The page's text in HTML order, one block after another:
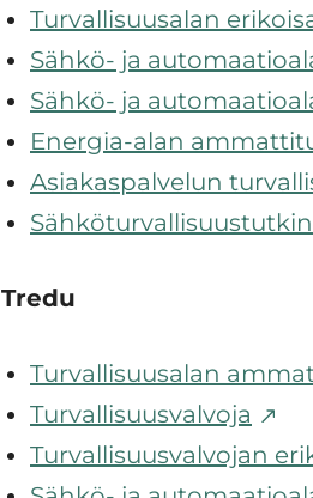
Turvallisuusalan
Sähkö- ja
Sähkö- ja
Energia-alan
Asiakaspalvelun
Tredu
Turvallisuusalan
Turvallisuusvalvoja
Turvallisuusvalvojan